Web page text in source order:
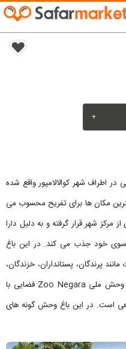
+
اطراف شهر کوالالامپور واقع شده
مکان ها برای تفریح محسوب می
در فاصله ۱۳ کیلومتری از مرکز شهر قرار گرفته و به دلیل دارا
سوی خود جذب می کند. در این باغ
۴۵۰ گونه حیوانات مانند پرندگان، پستانداران، خزندگان،
دوزیستان و آبزیان را از نزدیک ببینید. باغ وحش ملی Zoo Negara فضایی با
است. در این باغ وحش گونه های